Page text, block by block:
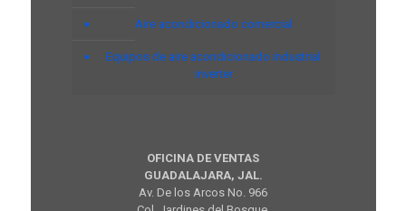
Aire acondicionado comercial
Equipos de aire acondicionado industrial
inverter
OFICINA DE VENTAS
GUADALAJARA, JAL.
Av. De los Arcos No. 966